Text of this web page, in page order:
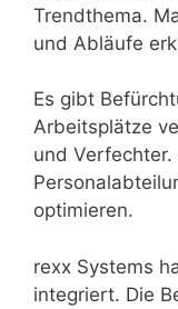
Trendthema.
und Abläufe
Es gibt
Arbeitsplätze
und
optimieren.
rexx Systems
integriert. Die